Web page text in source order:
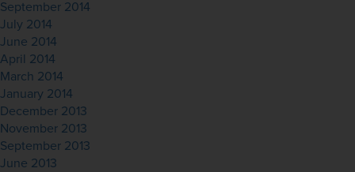
September 2014
July 2014
June 2014
April 2014
March 2014
January 2014
December 2013
November 2013
September 2013
June 2013